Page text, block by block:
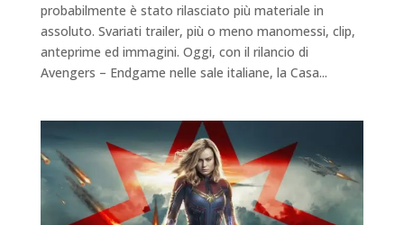
probabilmente è stato rilasciato più materiale in
assoluto. Svariati trailer, più o meno manomessi, clip,
anteprime ed immagini. Oggi, con il rilancio di
Avengers – Endgame nelle sale italiane, la Casa...